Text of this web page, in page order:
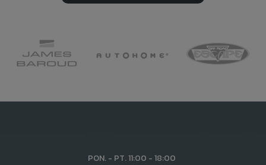
PON. - PT. 11:00 - 18:00